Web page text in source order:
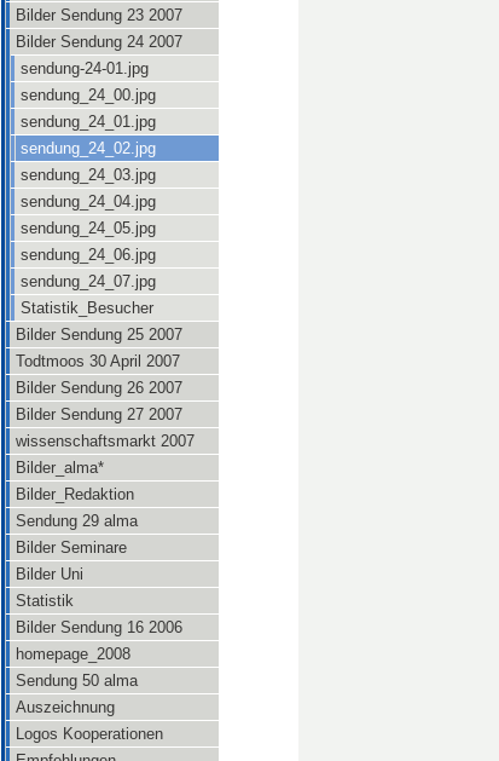
Bilder Sendung 23 2007
Bilder Sendung 24 2007
sendung-24-01.jpg
sendung_24_00.jpg
sendung_24_01.jpg
sendung_24_02.jpg
sendung_24_03.jpg
sendung_24_04.jpg
sendung_24_05.jpg
sendung_24_06.jpg
sendung_24_07.jpg
Statistik_Besucher
Bilder Sendung 25 2007
Todtmoos 30 April 2007
Bilder Sendung 26 2007
Bilder Sendung 27 2007
wissenschaftsmarkt 2007
Bilder_alma*
Bilder_Redaktion
Sendung 29 alma
Bilder Seminare
Bilder Uni
Statistik
Bilder Sendung 16 2006
homepage_2008
Sendung 50 alma
Auszeichnung
Logos Kooperationen